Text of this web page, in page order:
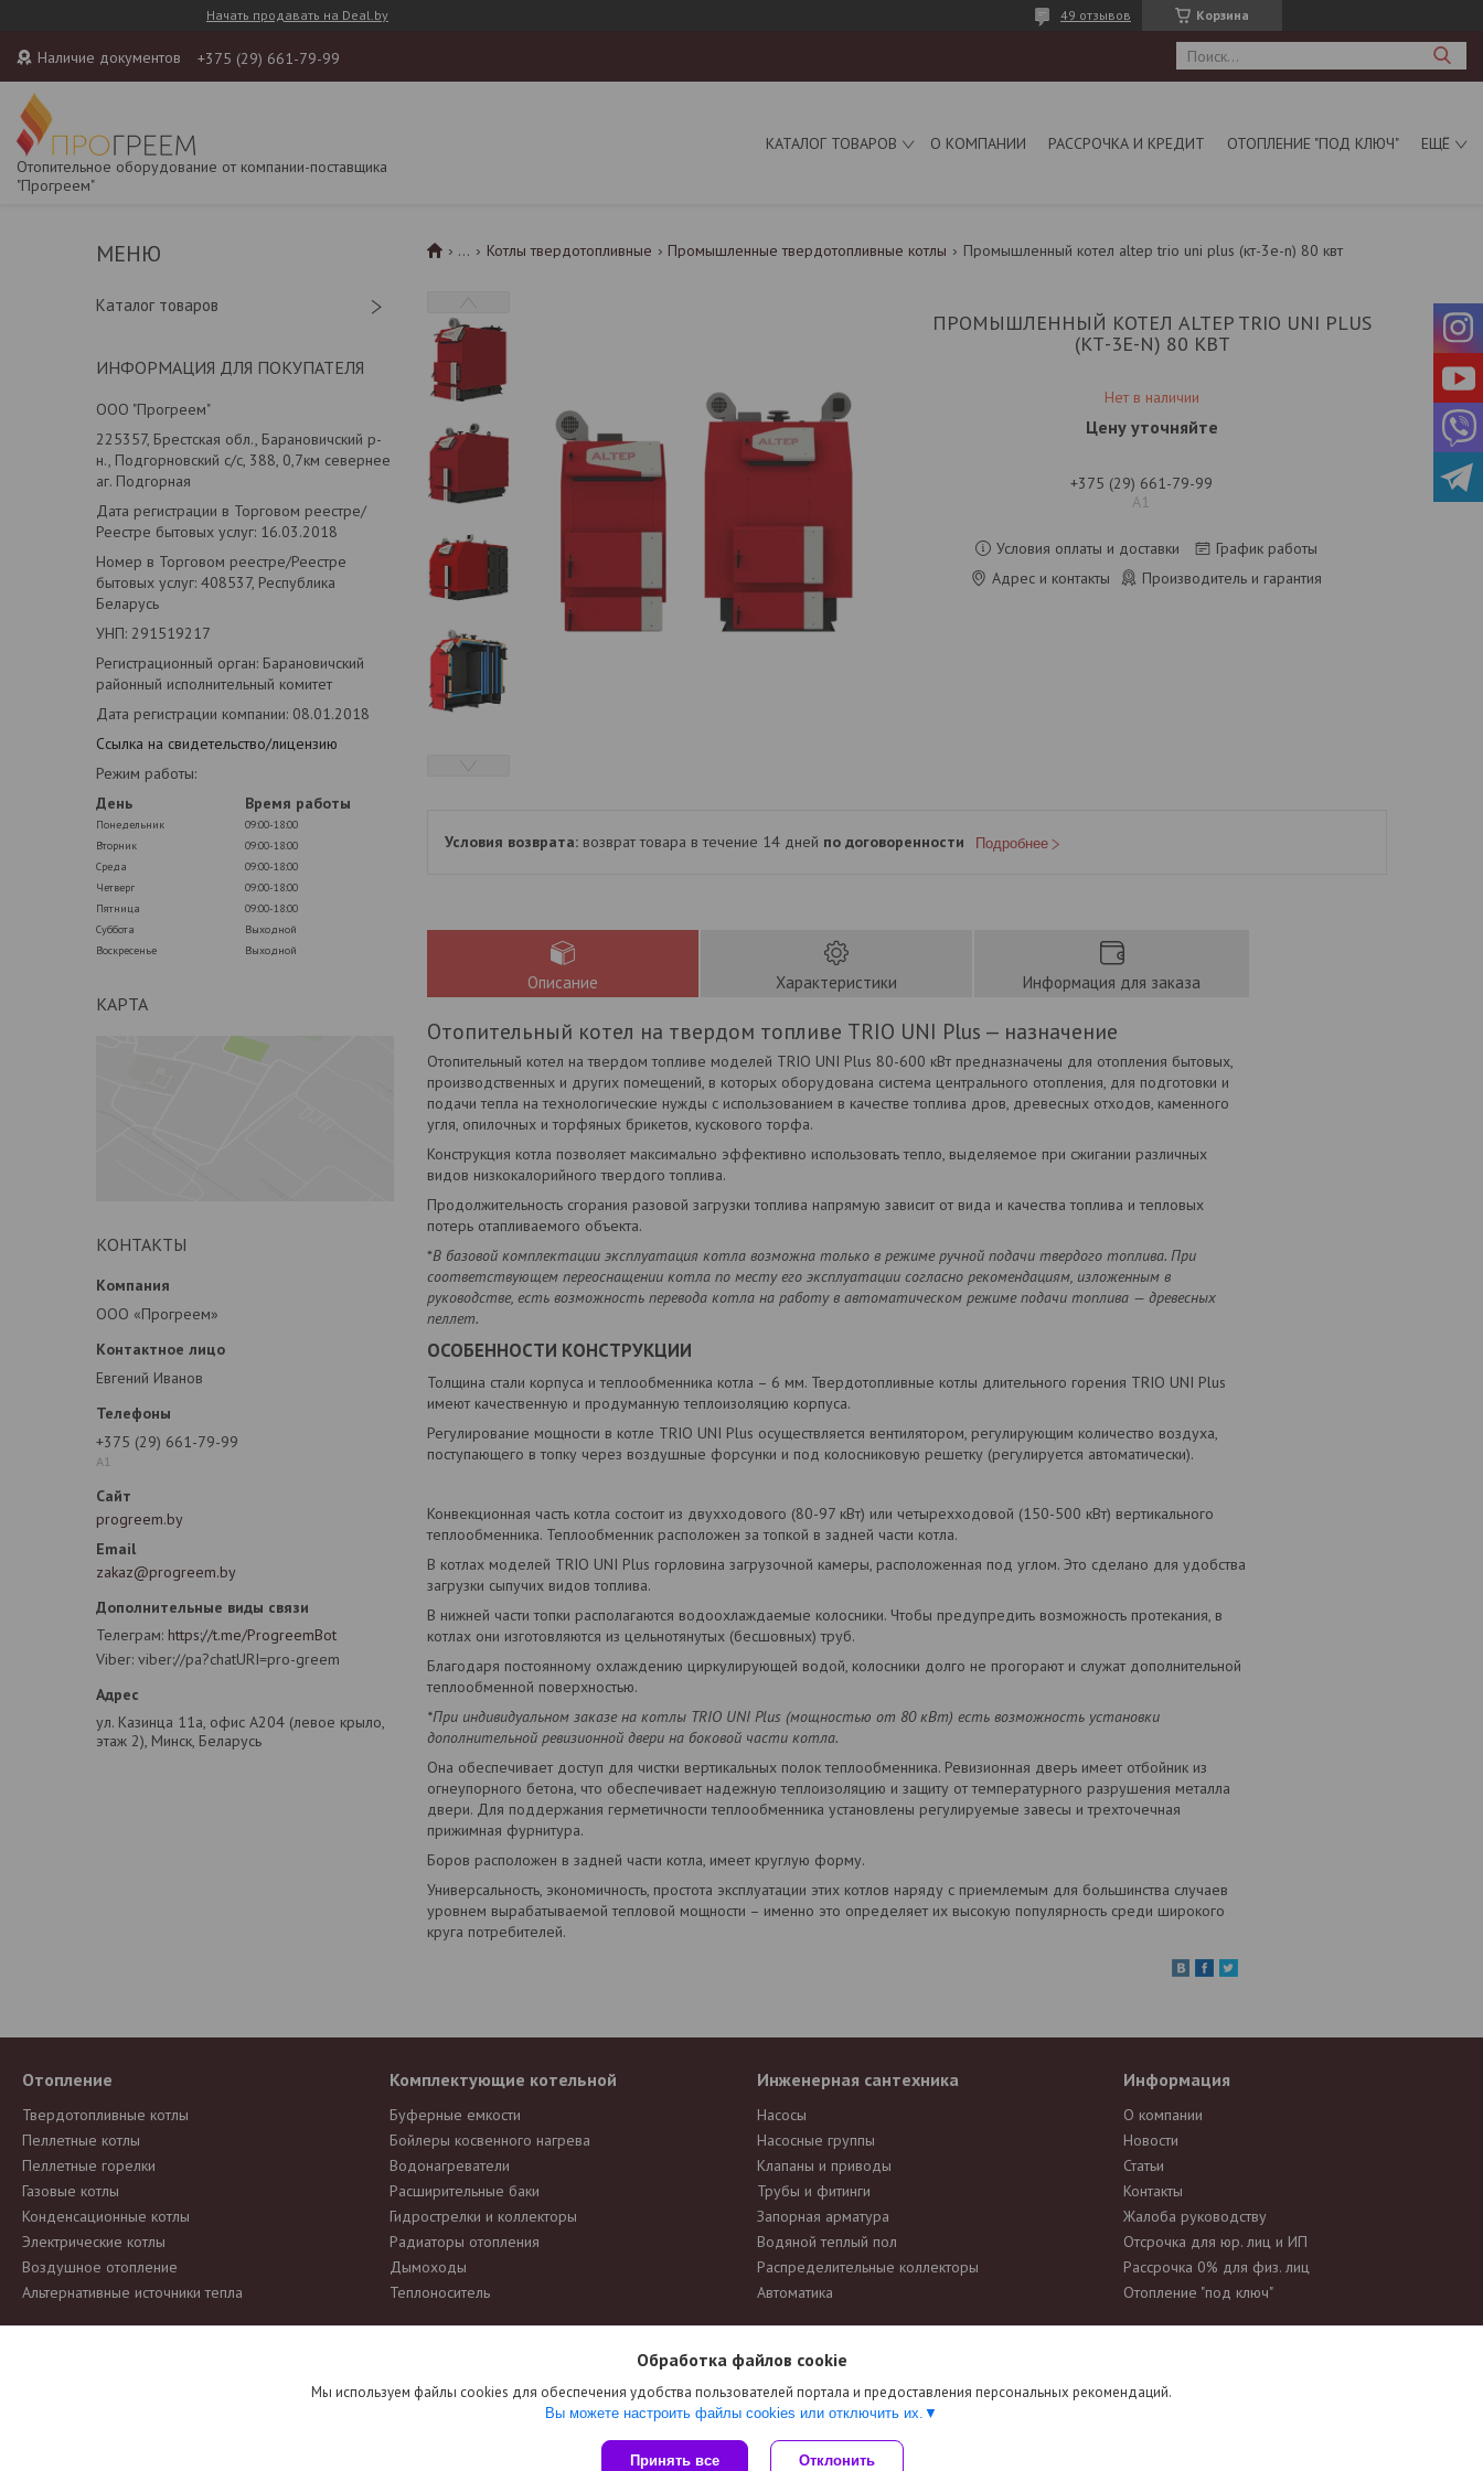
Начать продавать на Deal.by Корзина
49 отзывов
Наличие документов +375 (29) 661-79-99
Отопительное оборудование от компании-поставщика
"Прогреем"
КАТАЛОГ ТОВАРОВ О КОМПАНИИ РАССРОЧКА И КРЕДИТ ОТОПЛЕНИЕ "ПОД КЛЮЧ" ЕЩЁ
Каталог товаров
ИНФОРМАЦИЯ ДЛЯ ПОКУПАТЕЛЯ
ООО "Прогреем"
225357, Брестская обл., Барановичский р-
н., Подгорновский с/с, 388, 0,7км севернее
аг. Подгорная
Дата регистрации в Торговом реестре/
Реестре бытовых услуг: 16.03.2018
Номер в Торговом реестре/Реестре
бытовых услуг: 408537, Республика
Беларусь
УНП: 291519217
Регистрационный орган: Барановичский
районный исполнительный комитет
Дата регистрации компании: 08.01.2018
Ссылка на свидетельство/лицензию
Режим работы:
День
Время работы
Понедельник
09:00-18:00
Вторник
09:00-18:00
Среда
09:00-18:00
Четверг
09:00-18:00
Пятница
09:00-18:00
Суббота
Выходной
Воскресенье
Выходной
КАРТА
КОНТАКТЫ
ООО «Прогреем»
Евгений Иванов
+375 (29) 661-79-99
А1
progreem.by
zakaz@progreem.by
Телеграм https://t.me/ProgreemBot
Viber viber://pa?chatURI=pro-greem
ул. Казинца 11а, офис А204 (левое крыло,
этаж 2), Минск, Беларусь
... Котлы твердотопливные Промышленные твердотопливные котлы Промышленный котел altep trio uni plus (кт-3е-n) 80 квт
ПРОМЫШЛЕННЫЙ КОТЕЛ ALTEP TRIO UNI PLUS
(КТ-3Е-N) 80 КВТ
Нет в наличии
Цену уточняйте
+375 (29) 661-79-99
А1
Условия оплаты и доставки
График работы
Адрес и контакты
Производитель и гарантия
возврат товара в течение 14 дней по договоренности Подробнее
Описание Характеристики Информация для заказа
Отопительный котел на твердом топливе TRIO UNI Plus — назначение
Отопительный котел на твердом топливе моделей TRIO UNI Plus 80-600 кВт предназначены для отопления бытовых,
производственных и других помещений, в которых оборудована система центрального отопления, для подготовки и
подачи тепла на технологические нужды с использованием в качестве топлива дров, древесных отходов, каменного
угля, опилочных и торфяных брикетов, кускового торфа.
Конструкция котла позволяет максимально эффективно использовать тепло, выделяемое при сжигании различных
видов низкокалорийного твердого топлива.
Продолжительность сгорания разовой загрузки топлива напрямую зависит от вида и качества топлива и тепловых
потерь отапливаемого объекта.
*В базовой комплектации эксплуатация котла возможна только в режиме ручной подачи твердого топлива. При
соответствующем переоснащении котла по месту его эксплуатации согласно рекомендациям, изложенным в
руководстве, есть возможность перевода котла на работу в автоматическом режиме подачи топлива — древесных
пеллет.
ОСОБЕННОСТИ КОНСТРУКЦИИ
Толщина стали корпуса и теплообменника котла – 6 мм. Твердотопливные котлы длительного горения TRIO UNI Plus
имеют качественную и продуманную теплоизоляцию корпуса.
Регулирование мощности в котле TRIO UNI Plus осуществляется вентилятором, регулирующим количество воздуха,
поступающего в топку через воздушные форсунки и под колосниковую решетку (регулируется автоматически).
Конвекционная часть котла состоит из двухходового (80-97 кВт) или четырехходовой (150-500 кВт) вертикального
теплообменника. Теплообменник расположен за топкой в задней части котла.
В котлах моделей TRIO UNI Plus горловина загрузочной камеры, расположенная под углом. Это сделано для удобства
загрузки сыпучих видов топлива.
В нижней части топки располагаются водоохлаждаемые колосники. Чтобы предупредить возможность протекания, в
котлах они изготовляются из цельнотянутых (бесшовных) труб.
Благодаря постоянному охлаждению циркулирующей водой, колосники долго не прогорают и служат дополнительной
теплообменной поверхностью.
*При индивидуальном заказе на котлы TRIO UNI Plus (мощностью от 80 кВт) есть возможность установки
дополнительной ревизионной двери на боковой части котла.
Она обеспечивает доступ для чистки вертикальных полок теплообменника. Ревизионная дверь имеет отбойник из
огнеупорного бетона, что обеспечивает надежную теплоизоляцию и защиту от температурного разрушения металла
двери. Для поддержания герметичности теплообменника установлены регулируемые завесы и трехточечная
прижимная фурнитура.
Боров расположен в задней части котла, имеет круглую форму.
Универсальность, экономичность, простота эксплуатации этих котлов наряду с приемлемым для большинства случаев
уровнем вырабатываемой тепловой мощности – именно это определяет их высокую популярность среди широкого
круга потребителей.
Отопление
Твердотопливные котлы
Пеллетные котлы
Пеллетные горелки
Газовые котлы
Конденсационные котлы
Электрические котлы
Воздушное отопление
Альтернативные источники тепла
Комплектующие котельной
Буферные емкости
Бойлеры косвенного нагрева
Водонагреватели
Расширительные баки
Гидрострелки и коллекторы
Радиаторы отопления
Дымоходы
Теплоноситель
Инженерная сантехника
Насосы
Насосные группы
Клапаны и приводы
Трубы и фитинги
Запорная арматура
Водяной теплый пол
Распределительные коллекторы
Автоматика
Информация
О компании
Новости
Статьи
Контакты
Жалоба руководству
Отсрочка для юр. лиц и ИП
Рассрочка 0% для физ. лиц
Отопление "под ключ"
не является публичной офертой
. Производители вправе изменять внешний вид, характеристики и комплектацию товара, предварительно не
уведомляя продавцов и потребителей. Просим вас отнестись с пониманием к данному факту и заранее приносим извинения за возможные неточности в описании, параметрах и фотографиях товара.
Сайт создан на платформе Deal.by
Обработка файлов cookie
Мы используем файлы cookies для обеспечения удобства пользователей портала и предоставления персональных рекомендаций.
Вы можете настроить файлы cookies или отключить их.
Принять все Отклонить